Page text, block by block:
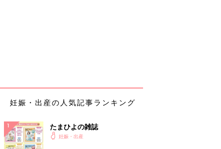
妊娠・出産の人気記事ランキング
たまひよの雑誌
妊娠・出産